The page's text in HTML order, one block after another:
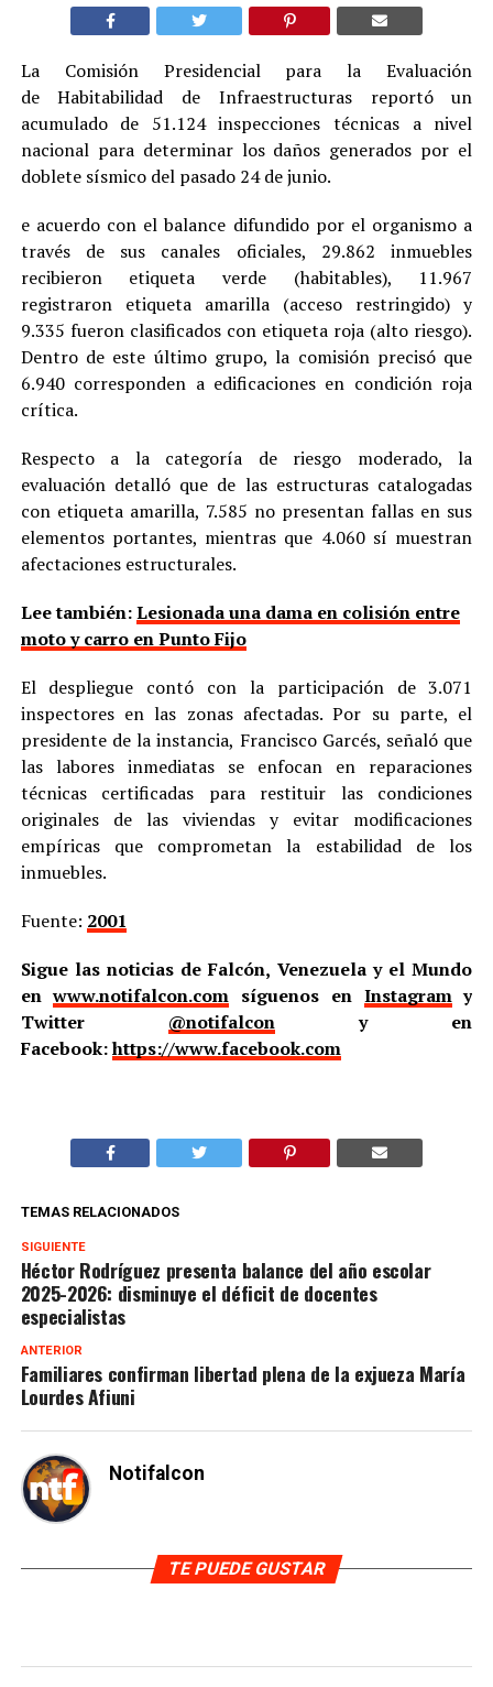
La Comisión Presidencial para la Evaluación
de Habitabilidad de Infraestructuras reportó un
acumulado de 51.124 inspecciones técnicas a nivel
nacional para determinar los daños generados por el
doblete sísmico del pasado 24 de junio.
e acuerdo con el balance difundido por el organismo a
través de sus canales oficiales, 29.862 inmuebles
recibieron etiqueta verde (habitables), 11.967
registraron etiqueta amarilla (acceso restringido) y
9.335 fueron clasificados con etiqueta roja (alto riesgo).
Dentro de este último grupo, la comisión precisó que
6.940 corresponden a edificaciones en condición roja
crítica.
Respecto a la categoría de riesgo moderado, la
evaluación detalló que de las estructuras catalogadas
con etiqueta amarilla, 7.585 no presentan fallas en sus
elementos portantes, mientras que 4.060 sí muestran
afectaciones estructurales.
Lee también:Lesionada una dama en colisión entre
moto y carro en Punto Fijo
El despliegue contó con la participación de 3.071
inspectores en las zonas afectadas. Por su parte, el
presidente de la instancia, Francisco Garcés, señaló que
las labores inmediatas se enfocan en reparaciones
técnicas certificadas para restituir las condiciones
originales de las viviendas y evitar modificaciones
empíricas que comprometan la estabilidad de los
inmuebles.
Fuente: 2001
Sigue las noticias de Falcón, Venezuela y el Mundo
enwww.notifalcon.com síguenos en Instagramy
Twitter @notifalcony en
Facebook:https://www.facebook.com
TEMAS RELACIONADOS
SIGUIENTE
Héctor Rodríguez presenta balance del año escolar
2025-2026: disminuye el déficit de docentes
especialistas
ANTERIOR
Familiares confirman libertad plena de la exjueza María
Lourdes Afiuni
Notifalcon
TE PUEDE GUSTAR